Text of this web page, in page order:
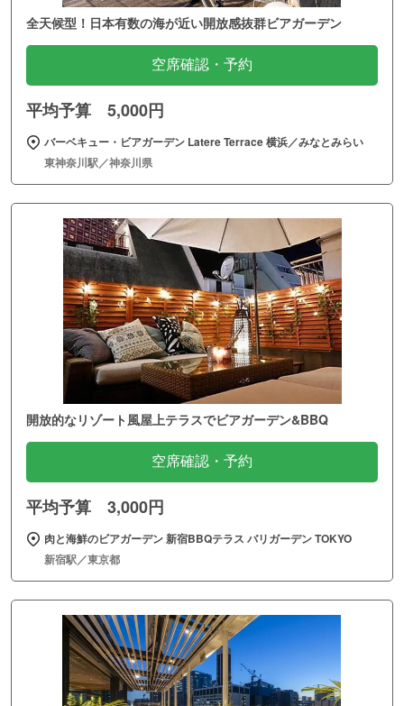
全天候型！日本有数の海が近い開放感抜群ビアガーデン
空席確認・予約
平均予算 5,000円
バーベキュー・ビアガーデン Latere Terrace 横浜／みなとみらい
東神奈川駅／神奈川県
開放的なリゾート風屋上テラスでビアガーデン&BBQ
空席確認・予約
平均予算 3,000円
肉と海鮮のビアガーデン 新宿BBQテラス バリガーデン TOKYO
新宿駅／東京都